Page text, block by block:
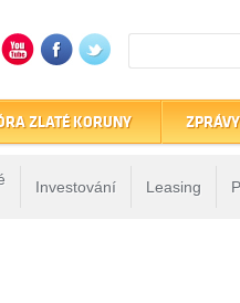
Investování Leasing
ZLATÉ KORUNY ZPRÁVY